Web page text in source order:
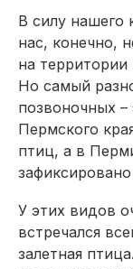
В силу нашего
нас, конечно,
на
Но самый
позвоночных
Пермского
птиц, а в
У этих видов
встречался
залетная